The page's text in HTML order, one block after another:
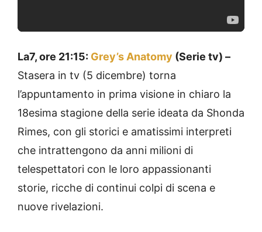
La7, ore 21:15: Grey’s Anatomy (Serie tv) –
Stasera in tv (5 dicembre) torna
l’appuntamento in prima visione in chiaro la
18esima stagione della serie ideata da Shonda
Rimes, con gli storici e amatissimi interpreti
che intrattengono da anni milioni di
telespettatori con le loro appassionanti
storie, ricche di continui colpi di scena e
nuove rivelazioni.